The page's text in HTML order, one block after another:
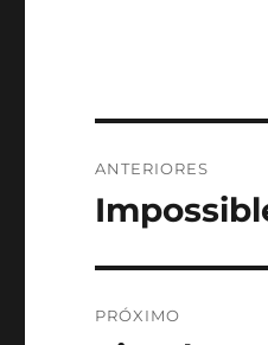
de
ANTERIORES
Post
PRÓXIMO